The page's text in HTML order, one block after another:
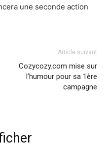
une seconde action
Article suivant
Cozycozy.com mise sur
l’humour pour sa 1ère
campagne